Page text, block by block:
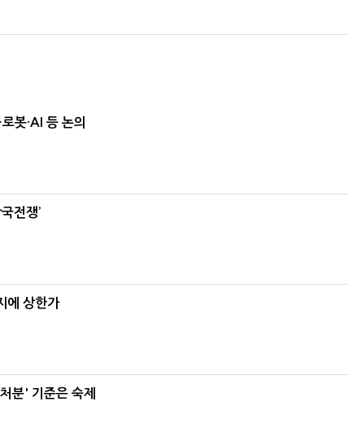
봇·AI 등 논의
전쟁’
에 상한가
분' 기준은 숙제